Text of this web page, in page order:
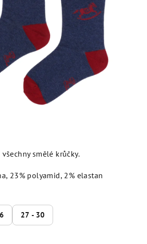
smělé krůčky.
23% polyamid, 2% elastan
27 - 30